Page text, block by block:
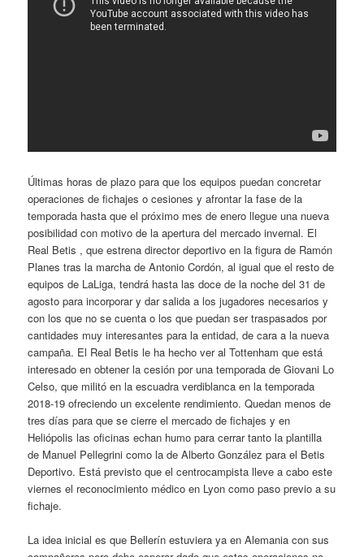
Últimas horas de plazo para que los equipos puedan concretar
operaciones de fichajes o cesiones y afrontar la fase de la
temporada hasta que el próximo mes de enero llegue una nueva
posibilidad con motivo de la apertura del mercado invernal. El
Real Betis , que estrena director deportivo en la figura de Ramón
Planes tras la marcha de Antonio Cordón, al igual que el resto de
equipos de LaLiga, tendrá hasta las doce de la noche del 31 de
agosto para incorporar y dar salida a los jugadores necesarios y
con los que no se cuenta o los que puedan ser traspasados por
cantidades muy interesantes para la entidad, de cara a la nueva
campaña. El Real Betis le ha hecho ver al Tottenham que está
interesado en obtener la cesión por una temporada de Giovani Lo
Celso, que militó en la escuadra verdiblanca en la temporada
2018-19 ofreciendo un excelente rendimiento. Quedan menos de
tres días para que se cierre el mercado de fichajes y en
Heliópolis las oficinas echan humo para cerrar tanto la plantilla
de Manuel Pellegrini como la de Alberto González para el Betis
Deportivo. Está previsto que el centrocampista lleve a cabo este
viernes el reconocimiento médico en Lyon como paso previo a su
fichaje.
La idea inicial es que Bellerín estuviera ya en Alemania con sus